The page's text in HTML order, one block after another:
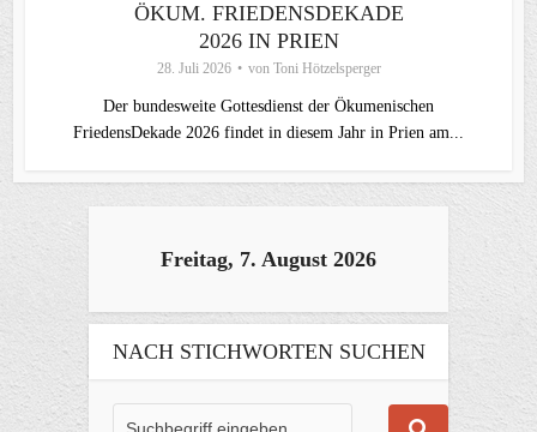
ÖKUM. FRIEDENSDEKADE
2026 IN PRIEN
28. Juli 2026 von Toni Hötzelsperger
Der bundesweite Gottesdienst der Ökumenischen
FriedensDekade 2026 findet in diesem Jahr in Prien am...
Freitag, 7. August 2026
NACH STICHWORTEN SUCHEN